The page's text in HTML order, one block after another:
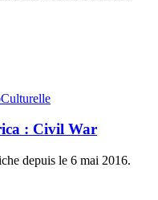
: Civil War
depuis le 6 mai 2016.